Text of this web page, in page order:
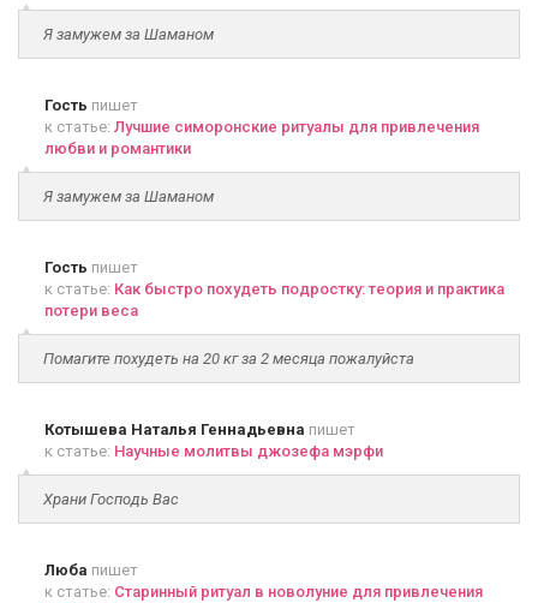
Я замужем за Шаманом
Гость пишет
к статье: Лучшие симоронские ритуалы для привлечения
любви и романтики
Я замужем за Шаманом
Гость пишет
к статье: Как быстро похудеть подростку: теория и практика
потери веса
Помагите похудеть на 20 кг за 2 месяца пожалуйста
Котышева Наталья Геннадьевна пишет
к статье: Научные молитвы джозефа мэрфи
Храни Господь Вас
Люба пишет
к статье: Старинный ритуал в новолуние для привлечения